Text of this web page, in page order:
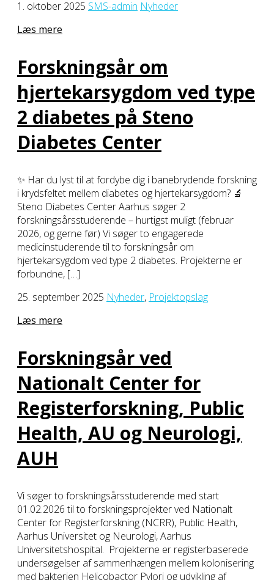
1. oktober 2025 SMS-admin Nyheder
Læs mere
Forskningsår om
hjertekarsygdom ved type
2 diabetes på Steno
Diabetes Center
✨ Har du lyst til at fordybe dig i banebrydende forskning
i krydsfeltet mellem diabetes og hjertekarsygdom? 🔬
Steno Diabetes Center Aarhus søger 2
forskningsårsstuderende – hurtigst muligt (februar
2026, og gerne før) Vi søger to engagerede
medicinstuderende til to forskningsår om
hjertekarsygdom ved type 2 diabetes. Projekterne er
forbundne, […]
25. september 2025 Nyheder, Projektopslag
Læs mere
Forskningsår ved
Nationalt Center for
Registerforskning, Public
Health, AU og Neurologi,
AUH
Vi søger to forskningsårsstuderende med start
01.02.2026 til to forskningsprojekter ved Nationalt
Center for Registerforskning (NCRR), Public Health,
Aarhus Universitet og Neurologi, Aarhus
Universitetshospital. Projekterne er registerbaserede
undersøgelser af sammenhængen mellem kolonisering
med bakterien Helicobactor Pylori og udvikling af